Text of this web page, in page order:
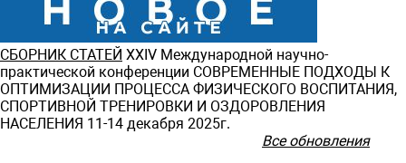
СБОРНИК СТАТЕЙ ХXIV Международной научно-
практической конференции СОВРЕМЕННЫЕ ПОДХОДЫ К
ОПТИМИЗАЦИИ ПРОЦЕССА ФИЗИЧЕСКОГО ВОСПИТАНИЯ,
СПОРТИВНОЙ ТРЕНИРОВКИ И ОЗДОРОВЛЕНИЯ
НАСЕЛЕНИЯ 11-14 декабря 2025г.
Все обновления